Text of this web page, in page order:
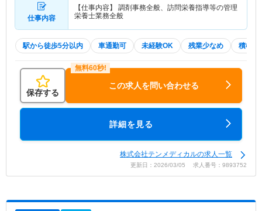
仕事内容
【仕事内容】 調剤事務全般、訪問栄養指導等の管理
栄養士業務全般
駅から徒歩5分以内 車通勤可 未経験OK 残業少なめ 積極採
保存する
この求人を問い合わせる
詳細を見る
株式会社テンメディカルの求人一覧
更新日：2026/03/05 求人番号：9893752